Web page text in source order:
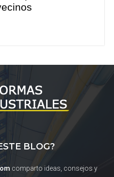
BLOG?
comparto ideas, consejos y